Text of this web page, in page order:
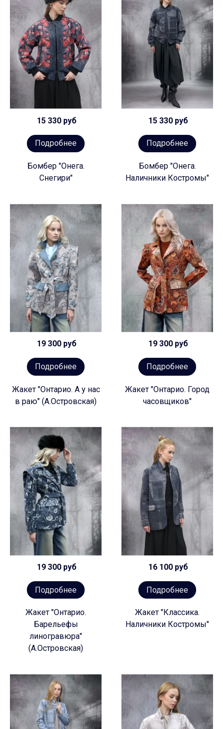
15 330 руб
Подробнее
Бомбер "Онега.
Снегири"
15 330 руб
Подробнее
Бомбер "Онега.
Наличники Костромы"
19 300 руб
Подробнее
Жакет "Онтарио. А у нас
в раю" (А.Островская)
19 300 руб
Подробнее
Жакет "Онтарио. Город
часовщиков"
19 300 руб
Подробнее
Жакет "Онтарио.
Барельефы
линогравюра"
(А.Островская)
16 100 руб
Подробнее
Жакет "Классика.
Наличники Костромы"